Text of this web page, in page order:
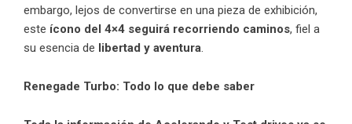
embargo, lejos de convertirse en una pieza de exhibición,
este ícono del 4×4 seguirá recorriendo caminos, fiel a
su esencia de libertad y aventura.
Renegade Turbo: Todo lo que debe saber